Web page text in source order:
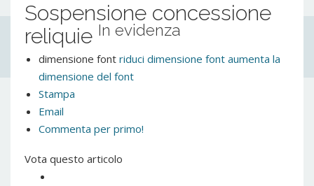
Sospensione concessione
reliquie In evidenza
dimensione font riduci dimensione font aumenta la
dimensione del font
Stampa
Email
Commenta per primo!
Vota questo articolo